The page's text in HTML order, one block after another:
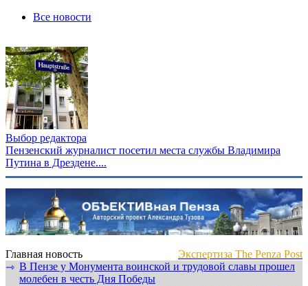
Все новости
Выбор редактора
Пензенский журналист посетил места службы Владимира
Путина в Дрездене....
Главная новость
Экспертиза The Penza Post
⇾ В Пензе у Монумента воинской и трудовой славы прошел
молебен в честь Дня Победы